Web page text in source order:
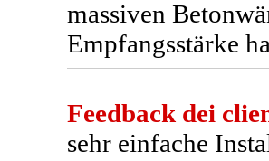
massiven
Empfangsstärke
Feedback dei
sehr einfache